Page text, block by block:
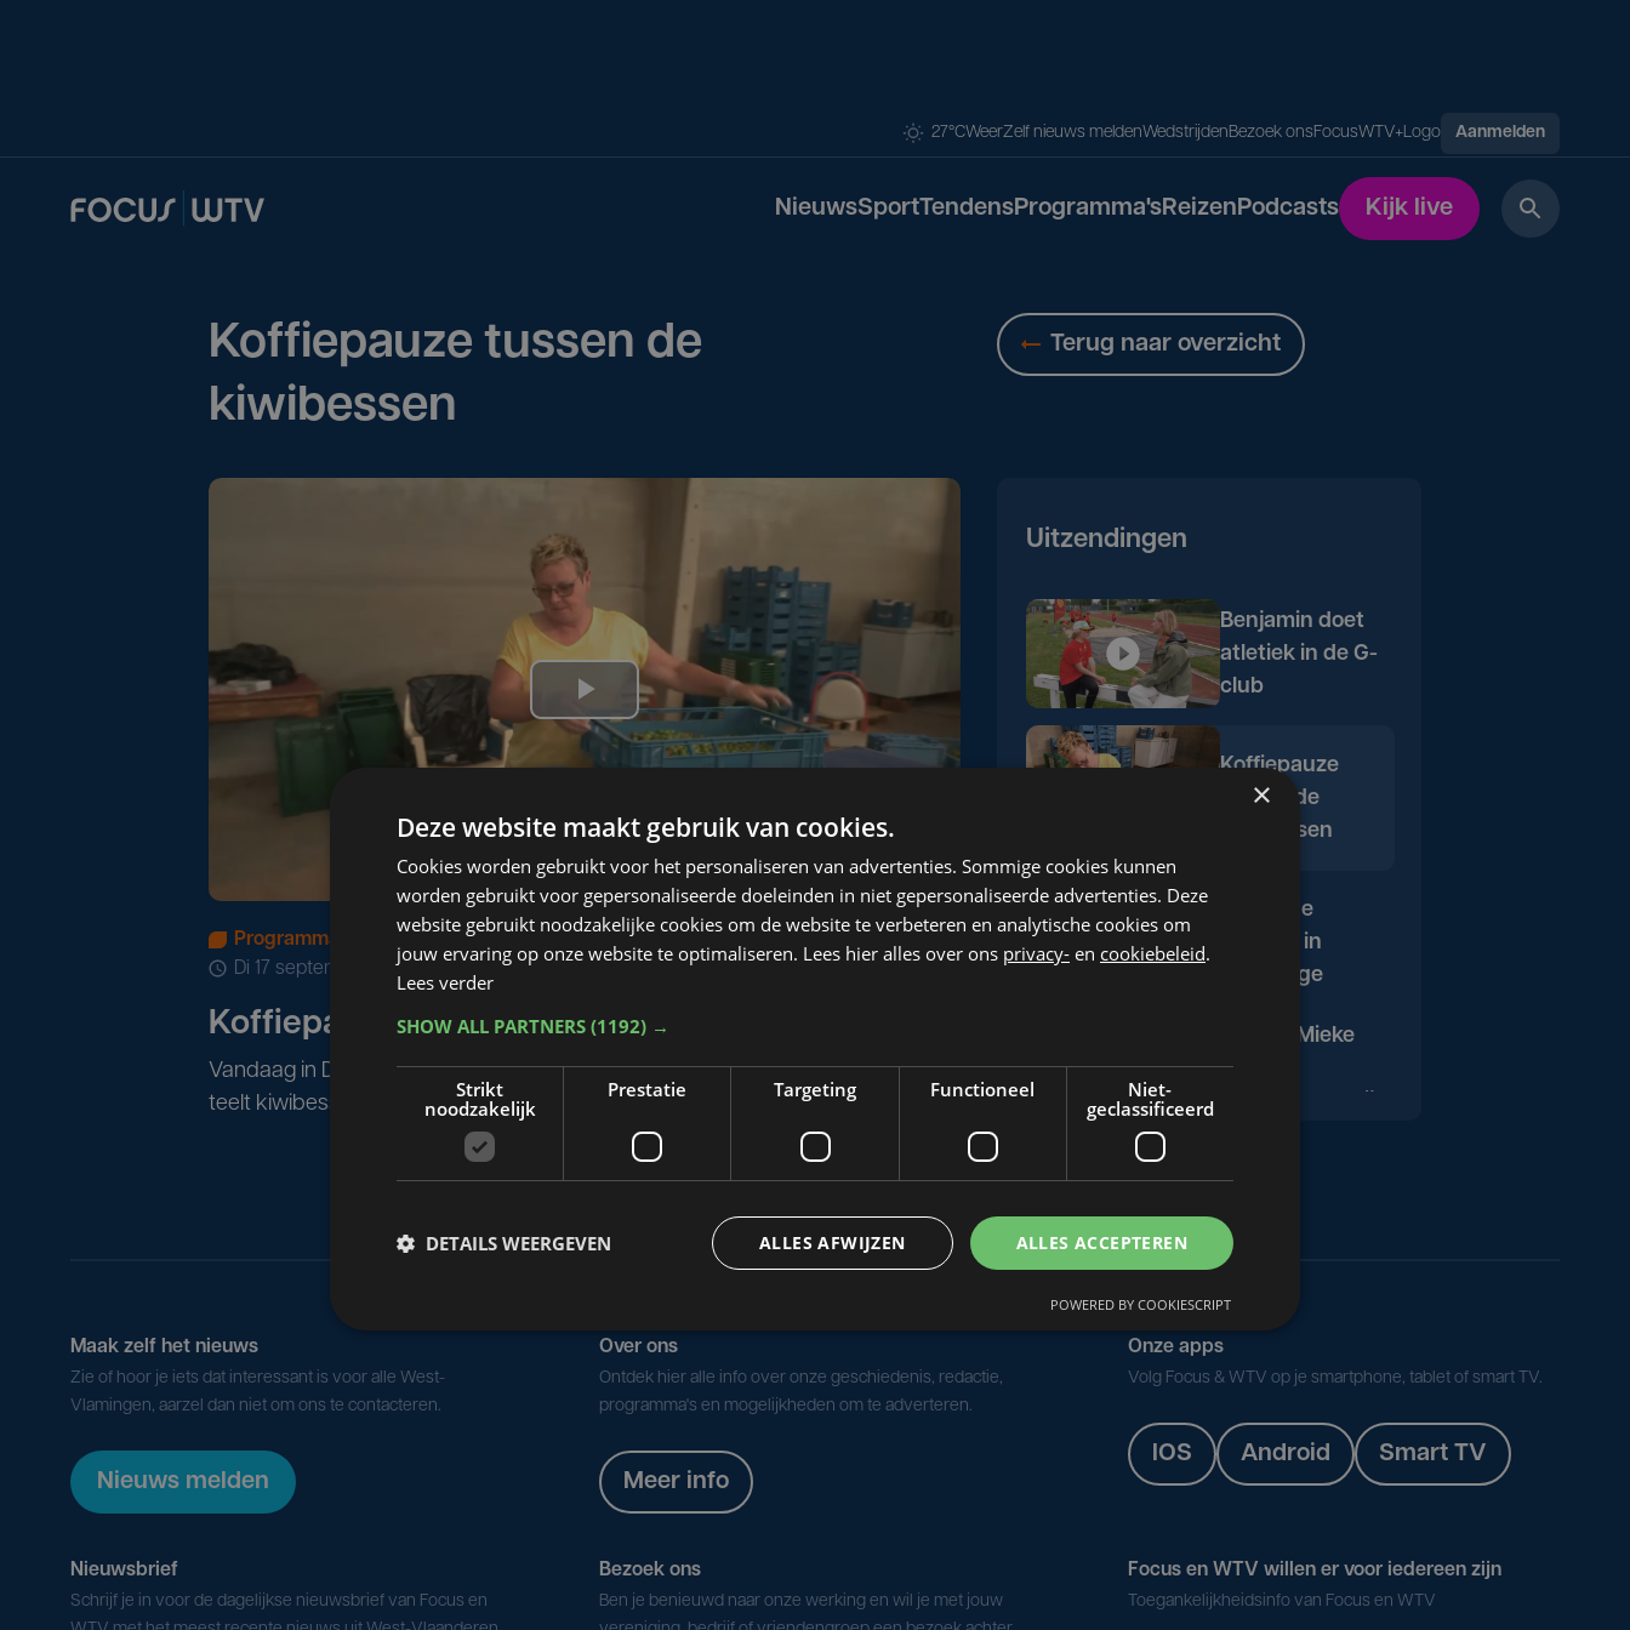
27°CWeerZelf nieuws meldenWedstrijdenBezoek onsFocusWTV+Logo Aanmelden
NieuwsSportTendensProgramma'sReizenPodcasts Kijk live
Koffiepauze tussen de
kiwibessen
Terug naar overzicht
Programma's
di 17 september 2024 | 09:16
Koffiepauze tussen de kiwibessen
Vandaag in De Kleine Kosmos een koffiepauze, op de boerderij van Brie. Brie
teelt kiwibessen en daar komt heel wat bij kijken.
Uitzendingen
Benjamin doet
atletiek in de G-
club
Koffiepauze
tussen de
kiwibessen
De Kleine
Kosmos in
Poperinge
Ezelfan Mieke
op de
Arlette uit Chili
hobby
Serene
fotografie
Kosmos in
Nieuwpoort
Maak zelf het nieuws
Zie of hoor je iets dat interessant is voor alle West-
Vlamingen, aarzel dan niet om ons te contacteren.
Nieuws melden
Over ons
Ontdek hier alle info over onze geschiedenis, redactie,
programma's en mogelijkheden om te adverteren.
Meer info
Onze apps
Volg Focus & WTV op je smartphone, tablet of smart TV.
IOS Android Smart TV
Nieuwsbrief
Schrijf je in voor de dagelijkse nieuwsbrief van Focus en
Bezoek ons
Ben je benieuwd naar onze werking en wil je met jouw
Focus en WTV willen er voor iedereen zijn
Toegankelijkheidsinfo van Focus en WTV
×
Deze website maakt gebruik van cookies.
Cookies worden gebruikt voor het personaliseren van advertenties. Sommige cookies kunnen
worden gebruikt voor gepersonaliseerde doeleinden in niet gepersonaliseerde advertenties. Deze
website gebruikt noodzakelijke cookies om de website te verbeteren en analytische cookies om
jouw ervaring op onze website te optimaliseren. Lees hier alles over ons privacy- en cookiebeleid.
Lees verder
SHOW ALL PARTNERS (1192) →
Strikt
noodzakelijk
Prestatie Targeting Functioneel
Niet-
geclassificeerd
ALLES ACCEPTEREN
ALLES AFWIJZEN
DETAILS WEERGEVEN
POWERED BY COOKIESCRIPT